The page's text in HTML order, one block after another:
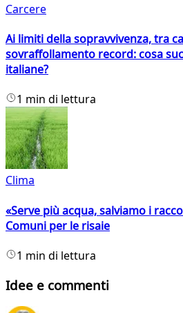
Carcere
Ai limiti della sopravvivenza, tra
sovraffollamento record: cosa
italiane?
1 min di lettura
Clima
«Serve più acqua, salviamo i
Comuni per le risaie
1 min di lettura
Idee e commenti